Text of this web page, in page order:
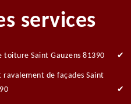
services
toiture Saint Gauzens 81390
ravalement de façades Saint